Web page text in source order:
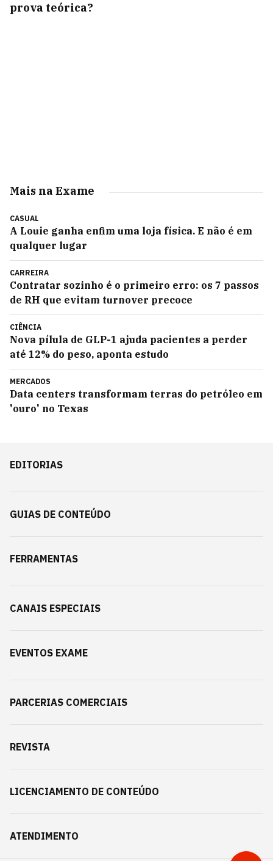
prova teórica?
Mais na Exame
CASUAL
A Louie ganha enfim uma loja física. E não é em
qualquer lugar
CARREIRA
Contratar sozinho é o primeiro erro: os 7 passos
de RH que evitam turnover precoce
CIÊNCIA
Nova pílula de GLP-1 ajuda pacientes a perder
até 12% do peso, aponta estudo
MERCADOS
Data centers transformam terras do petróleo em
'ouro' no Texas
EDITORIAS
GUIAS DE CONTEÚDO
FERRAMENTAS
CANAIS ESPECIAIS
EVENTOS EXAME
PARCERIAS COMERCIAIS
REVISTA
LICENCIAMENTO DE CONTEÚDO
ATENDIMENTO